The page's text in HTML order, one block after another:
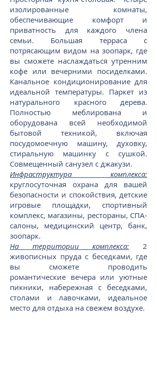
изолированные комнаты,
обеспечивающие комфорт и
приватность для каждого члена
семьи. Большая терраса с
потрясающим видом на зоопарк, где
вы сможете наслаждаться утренним
кофе или вечерними посиделками.
Канальное кондиционирование для
идеальной температуры. Паркет из
натурального красного дерева.
Полностью меблирована и
оборудована всей необходимой
бытовой техникой, включая
посудомоечную машину, духовку,
стиральную машинку с сушкой.
Совмещенный санузел с джакузи.
Инфраструктура комплекса:
круглосуточная охрана для вашей
безопасности и спокойствия, детские
игровые площадки, спортивный
комплекс, магазины, рестораны, СПА-
салоны, медицинский центр, банк,
зоопарк.
На территории комплекса: 2
живописных пруда с беседками, где
вы сможете проводить
романтические вечера или уютные
пикники, набережная с беседками,
столами и лавочками, идеальное
место для отдыха на свежем воздухе.